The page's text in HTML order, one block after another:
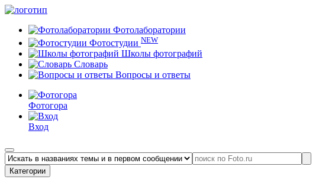
Фотолаборатории
Фотостудии NEW
Школы фотографий
Словарь
Вопросы и ответы
Фотогора
Вход
Категории